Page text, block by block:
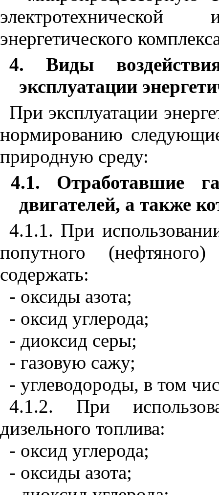
энергетического
4. Виды
эксплуатации
При эксплуатации
нормированию
природную среду:
4.1. Отработавшие
двигателей, а также
4.1.1. При
попутного
содержать:
- оксиды азота;
- оксид углерода;
- диоксид серы;
- газовую сажу;
- углеводороды, в том
4.1.2. При
дизельного топлива:
- оксид углерода;
- оксиды азота;